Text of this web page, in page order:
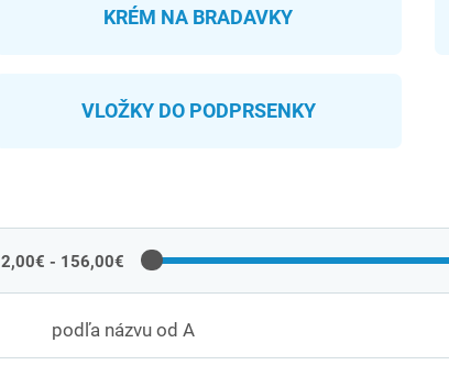
KRÉM NA BRADAVKY
VLOŽKY DO PODPRSENKY
2,00€ - 156,00€
podľa názvu od A